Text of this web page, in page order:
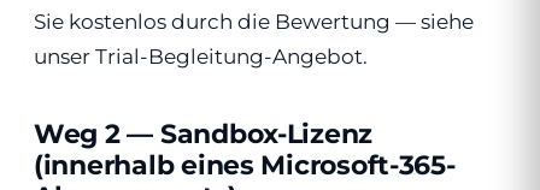
Sie kostenlos durch die Bewertung — siehe
unser Trial-Begleitung-Angebot.
Weg 2 — Sandbox-Lizenz
(innerhalb eines Microsoft-365-